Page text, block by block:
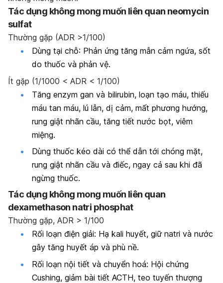
Tác dụng không mong muốn liên quan neomycin
sulfat
Thường gặp (ADR >1/100)
Dùng tại chỗ: Phản ứng tăng mẫn cảm ngứa, sốt
do thuốc và phản vệ.
Ít gặp (1/1000 < ADR < 1/100)
Tăng enzym gan và bilirubin, loạn tạo máu, thiếu
máu tan máu, lú lẫn, dị cảm, mất phương hướng,
rung giật nhãn cầu, tăng tiết nước bọt, viêm
miệng.
Dùng thuốc kéo dài có thể dẫn tới chóng mặt,
rung giật nhãn cầu và điếc, ngay cả sau khi đã
ngừng thuốc.
Tác dụng không mong muốn liên quan
dexamethason natri phosphat
Thường gặp, ADR > 1/100
Rối loạn điện giải: Hạ kali huyết, giữ natri và nước
gây tăng huyết áp và phù nề.
Rối loạn nội tiết và chuyển hoá: Hội chứng
Cushing, giảm bài tiết ACTH, teo tuyến thượng